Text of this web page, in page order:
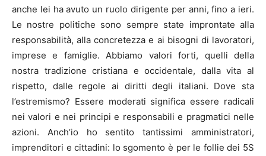
anche lei ha avuto un ruolo dirigente per anni, fino a ieri.
Le nostre politiche sono sempre state improntate alla
responsabilità, alla concretezza e ai bisogni di lavoratori,
imprese e famiglie. Abbiamo valori forti, quelli della
nostra tradizione cristiana e occidentale, dalla vita al
rispetto, dalle regole ai diritti degli italiani. Dove sta
l’estremismo? Essere moderati significa essere radicali
nei valori e nei principi e responsabili e pragmatici nelle
azioni. Anch’io ho sentito tantissimi amministratori,
imprenditori e cittadini: lo sgomento è per le follie dei 5S